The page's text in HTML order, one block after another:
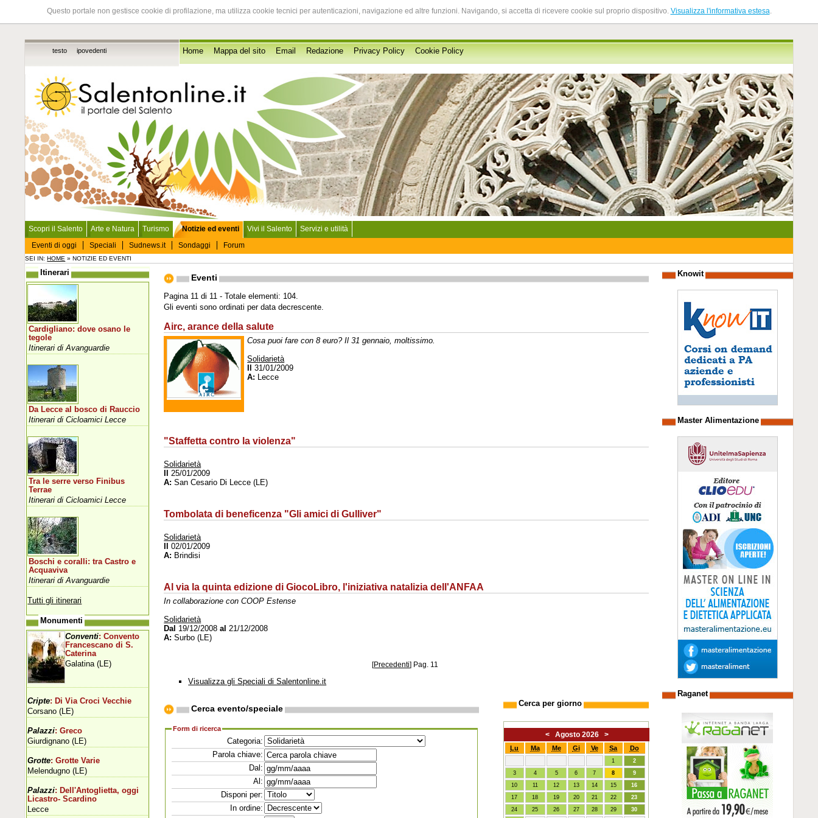
Questo portale non gestisce cookie di profilazione, ma utilizza cookie tecnici per autenticazioni, navigazione ed altre funzioni. Navigando, si accetta di ricevere cookie sul proprio dispositivo. Visualizza l'informativa estesa.
testo ipovedenti Home Mappa del sito Email Redazione Privacy Policy Cookie Policy
Scopri il Salento Arte e Natura Turismo
Notizie ed eventi
Eventi di oggi
Speciali Sudnews.it Sondaggi Forum
Vivi il Salento Servizi e utilità
SEI IN:HOME » NOTIZIE ED EVENTI
Eventi
Pagina 11 di 11 - Totale elementi: 104.
Gli eventi sono ordinati per data decrescente.
Airc, arance della salute
Cosa puoi fare con 8 euro? Il 31 gennaio, moltissimo.
Solidarietà
31/01/2009
A: Lecce
"Staffetta contro la violenza"
Solidarietà
25/01/2009
A: San Cesario Di Lecce (LE)
Tombolata di beneficenza "Gli amici di Gulliver"
Solidarietà
02/01/2009
A: Brindisi
Al via la quinta edizione di GiocoLibro, l'iniziativa natalizia dell'ANFAA
In collaborazione con COOP Estense
Solidarietà
Dal 19/12/2008al 21/12/2008
A: Surbo (LE)
[Precedenti] Pag. 11
Visualizza gli Speciali di Salentonline.it
Cerca evento/speciale
Form di ricerca
Categoria:
Parola chiave:
Dal:
Al:
Disponi per:
In ordine:
Cerca per giorno
< Agosto 2026 >
Lu Ma Me Gi Ve Sa Do
1
2
3
4 5 6 7 8
9
10
11 12 13 14 15
16
17
18 19 20 21 22
23
24
25 26 27 28 29 30
Itinerari
Cardigliano: dove osano le
tegole
Itinerari di Avanguardie
Da Lecce al bosco di Rauccio
Itinerari di Cicloamici Lecce
Tra le serre verso Finibus
Terrae
Itinerari di Cicloamici Lecce
Boschi e coralli: tra Castro e
Acquaviva
Itinerari di Avanguardie
Tutti gli itinerari
Monumenti
Conventi: Convento
Francescano di S.
Caterina
Galatina (LE)
Cripte: Di Via Croci Vecchie
Corsano (LE)
Palazzi: Greco
Giurdignano (LE)
Grotte: Grotte Varie
Melendugno (LE)
Palazzi: Dell'Antoglietta, oggi
Licastro- Scardino
Lecce
Knowit
Master Alimentazione
Raganet